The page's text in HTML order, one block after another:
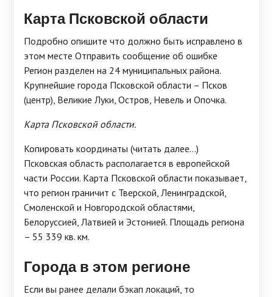
Карта Псковской области
Подробно опишите что должно быть исправлено в
этом месте Отправить сообщение об ошибке
Регион разделен на 24 муниципальных района.
Крупнейшие города Псковской области – Псков
(центр), Великие Луки, Остров, Невель и Опочка.
Карта Псковской области.
Копировать координаты (читать далее...)
Псковская область располагается в европейской
части России. Карта Псковской области показывает,
что регион граничит с Тверской, Ленинградской,
Смоленской и Новгородской областями,
Белоруссией, Латвией и Эстонией. Площадь региона
– 55 339 кв. км.
Города в этом регионе
Если вы ранее делали бэкап локаций, то